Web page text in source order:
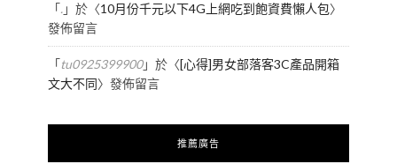
「.」於〈10月份千元以下4G上網吃到飽資費懶人包〉
發佈留言
「tu0925399900」於〈[心得]男女部落客3C產品開箱
文大不同〉發佈留言
推薦廣告